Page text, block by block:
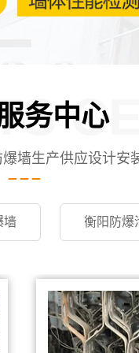
务中心
墙生产供应设计安
墙 衡阳防爆